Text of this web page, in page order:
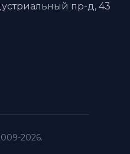
пр-д, 43
2026.